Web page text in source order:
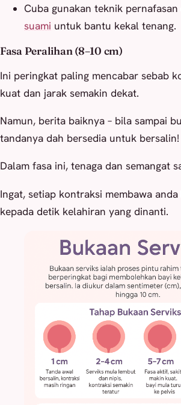
Cuba gunakan teknik pernafasan
suami untuk bantu kekal tenang.
Fasa Peralihan (8–10 cm)
Ini peringkat paling mencabar sebab
kuat dan jarak semakin dekat.
Namun, berita baiknya – bila sampai
tandanya dah bersedia untuk bersalin!
Dalam fasa ini, tenaga dan semangat
Ingat, setiap kontraksi membawa
kepada detik kelahiran yang dinanti.